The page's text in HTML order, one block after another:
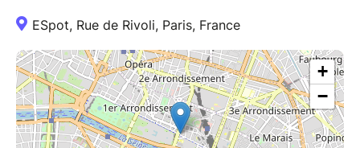
ESpot, Rue de Rivoli, Paris, France
+
−